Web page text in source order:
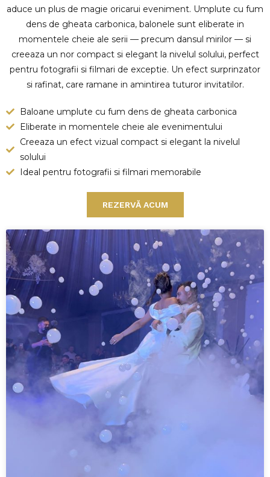
aduce un plus de magie oricarui eveniment. Umplute cu fum
dens de gheata carbonica, balonele sunt eliberate in
momentele cheie ale serii — precum dansul mirilor — si
creeaza un nor compact si elegant la nivelul solului, perfect
pentru fotografii si filmari de exceptie. Un efect surprinzator
si rafinat, care ramane in amintirea tuturor invitatilor.
Baloane umplute cu fum dens de gheata carbonica
Eliberate in momentele cheie ale evenimentului
Creeaza un efect vizual compact si elegant la nivelul
solului
Ideal pentru fotografii si filmari memorabile
REZERVĂ ACUM